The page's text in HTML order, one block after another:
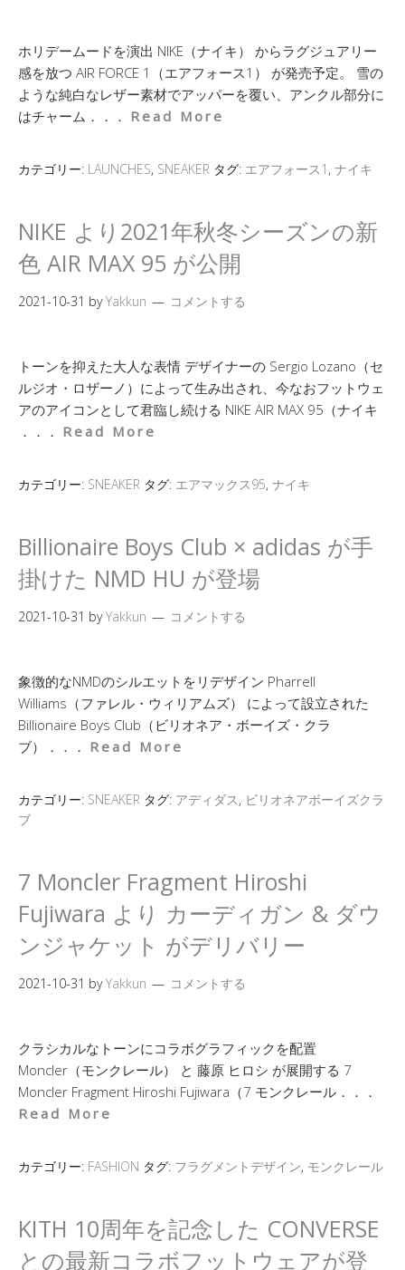
ホリデームードを演出 NIKE（ナイキ） からラグジュアリー
感を放つ AIR FORCE 1（エアフォース1） が発売予定。 雪の
ような純白なレザー素材でアッパーを覆い、アンクル部分に
はチャーム．．． Read More
カテゴリー: LAUNCHES, SNEAKER タグ: エアフォース1 , ナイキ
NIKE より2021年秋冬シーズンの新
色 AIR MAX 95 が公開
2021-10-31 byYakkun コメントする
トーンを抑えた大人な表情 デザイナーの Sergio Lozano（セ
ルジオ・ロザーノ）によって生み出され、今なおフットウェ
アのアイコンとして君臨し続ける NIKE AIR MAX 95（ナイキ
．．． Read More
カテゴリー: SNEAKER タグ: エアマックス95, ナイキ
Billionaire Boys Club × adidas が手
掛けた NMD HU が登場
2021-10-31 byYakkun コメントする
象徴的なNMDのシルエットをリデザイン Pharrell
Williams（ファレル・ウィリアムズ） によって設立された
Billionaire Boys Club（ビリオネア・ボーイズ・クラ
ブ）．．． Read More
カテゴリー: SNEAKER タグ: アディダス, ビリオネアボーイズクラ
ブ
7 Moncler Fragment Hiroshi
Fujiwara より カーディガン & ダウ
ンジャケット がデリバリー
2021-10-31 byYakkun コメントする
クラシカルなトーンにコラボグラフィックを配置
Moncler（モンクレール） と 藤原 ヒロシ が展開する 7
Moncler Fragment Hiroshi Fujiwara（7 モンクレール．．．
Read More
カテゴリー: FASHION タグ: フラグメントデザイン, モンクレール
KITH 10周年を記念した CONVERSE
との最新コラボフットウェアが登